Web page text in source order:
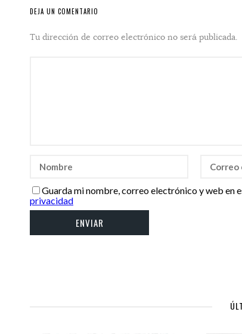
DEJA UN COMENTARIO
Tu dirección de correo electrónico no será publicada.
Guarda mi nombre, correo electrónico y web en
privacidad